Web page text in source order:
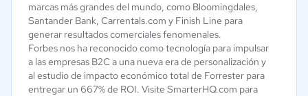
marcas más grandes del mundo, como Bloomingdales,
Santander Bank, Carrentals.com y Finish Line para
generar resultados comerciales fenomenales.
Forbes nos ha reconocido como tecnología para impulsar
a las empresas B2C a una nueva era de personalización y
al estudio de impacto económico total de Forrester para
entregar un 667% de ROI. Visite SmarterHQ.com para